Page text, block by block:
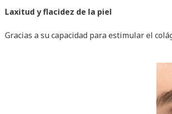
Laxitud y flacidez de la piel
Gracias a su capacidad para estimular el